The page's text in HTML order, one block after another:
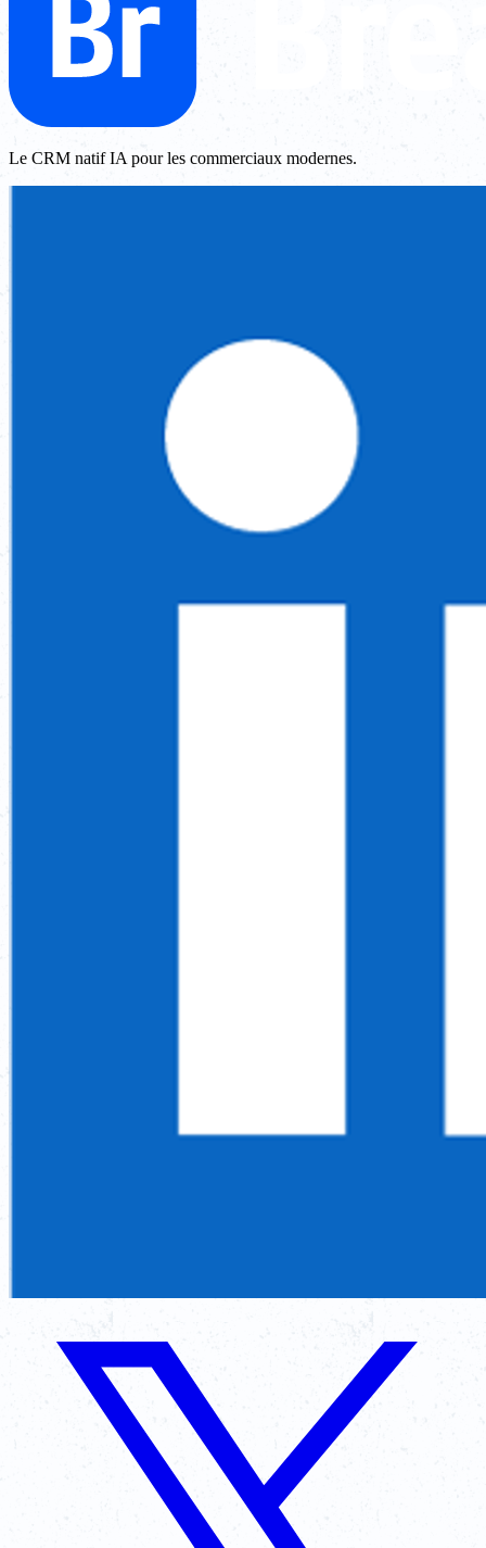
Le CRM natif IA pour les commerciaux modernes.